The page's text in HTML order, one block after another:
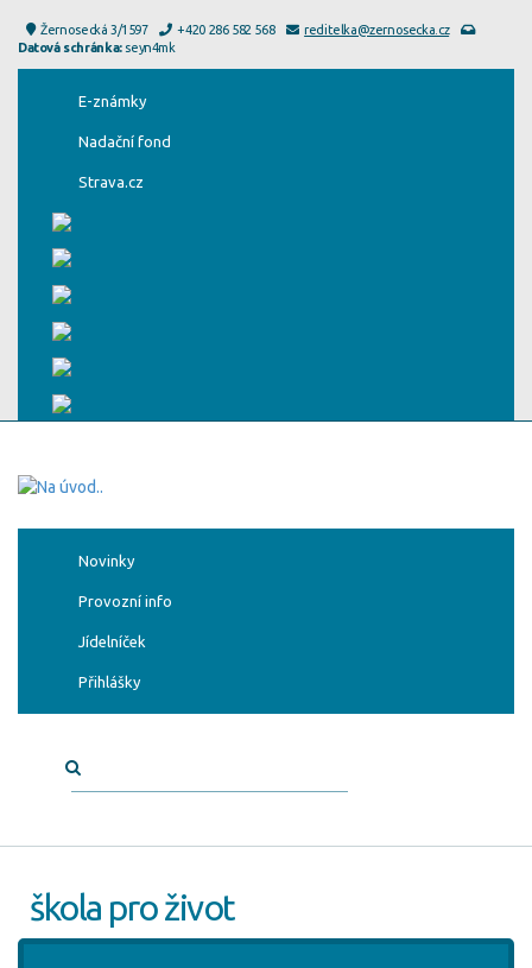
Žernosecká 3/1597 +420 286 582 568
reditelka@zernosecka.cz
Datová schránka:seyn4mk
E-známky
Nadační fond
Strava.cz
Novinky
Provozní info
Jídelníček
Přihlášky
škola pro život